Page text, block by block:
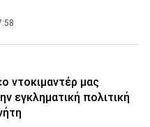
ντοκιμαντέρ μας
εγκληματική πολιτική